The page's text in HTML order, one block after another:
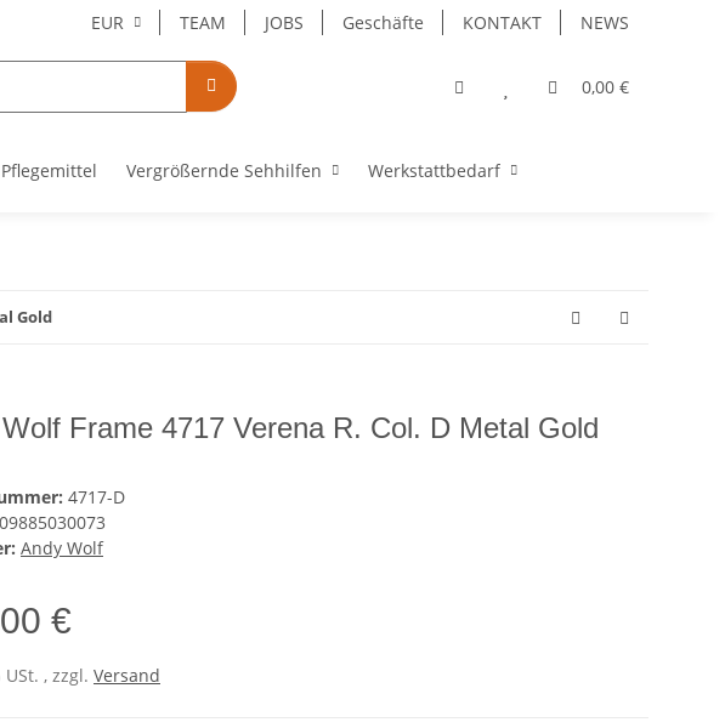
EUR TEAM JOBS Geschäfte KONTAKT NEWS
0,00 €
Vergrößernde Sehhilfen Werkstattbedarf
Gold
Frame 4717 Verena R. Col. D Metal Gold
4717-D
Andy Wolf
€
, zzgl. Versand